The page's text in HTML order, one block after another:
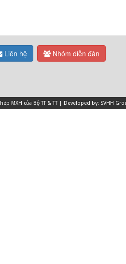
Liên hệ Nhóm diễn đàn
MXH của Bộ TT & TT | Developed by: SVHH